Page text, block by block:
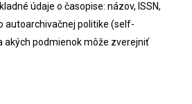
údaje o časopise: názov, ISSN,
autoarchivačnej politike (self-
akých podmienok môže zverejniť